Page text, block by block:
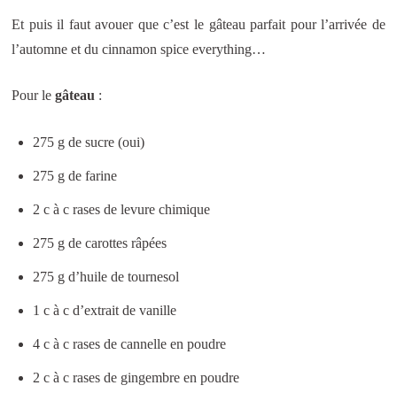
Et puis il faut avouer que c’est le gâteau parfait pour l’arrivée de
l’automne et du cinnamon spice everything…
Pour legâteau :
275 g de sucre (oui)
275 g de farine
2 c à c rases de levure chimique
275 g de carottes râpées
275 g d’huile de tournesol
1 c à c d’extrait de vanille
4 c à c rases de cannelle en poudre
2 c à c rases de gingembre en poudre